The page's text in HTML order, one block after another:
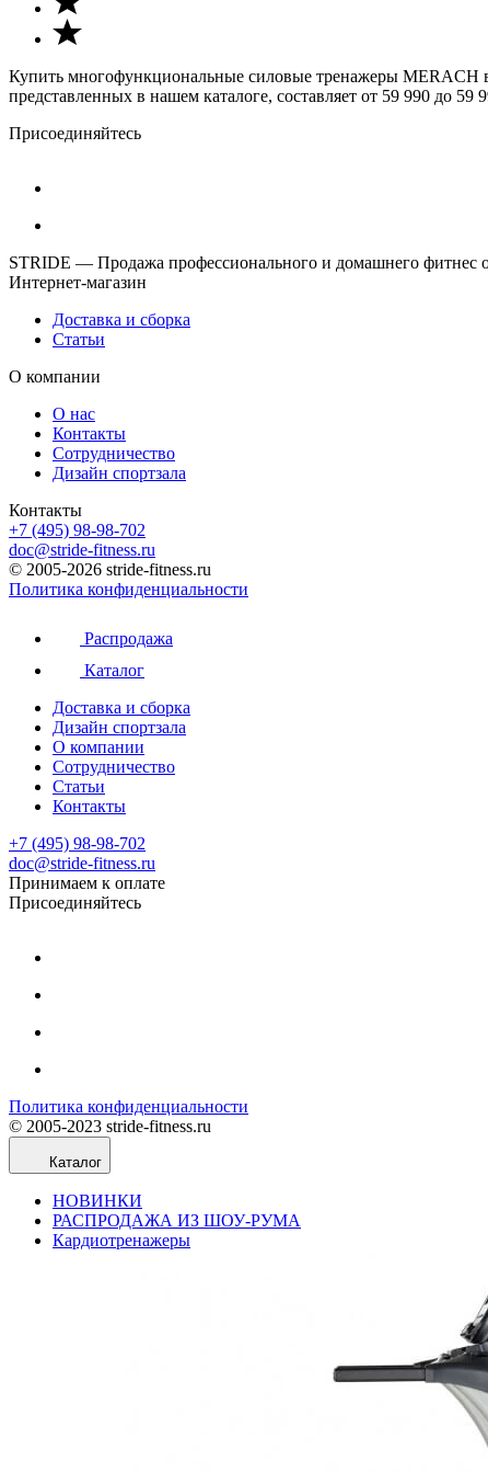
Купить многофункциональные силовые тренажеры MERACH
представленных в нашем каталоге, составляет от 59 990 до 59
Присоединяйтесь
STRIDE — Продажа профессионального и домашнего фитнес
Интернет-магазин
Доставка и сборка
Статьи
О компании
О нас
Контакты
Сотрудничество
Дизайн спортзала
Контакты
+7 (495) 98-98-702
doc@stride-fitness.ru
© 2005-2026 stride-fitness.ru
Политика конфиденциальности
Распродажа
Каталог
Доставка и сборка
Дизайн спортзала
О компании
Сотрудничество
Статьи
Контакты
+7 (495) 98-98-702
doc@stride-fitness.ru
Принимаем к оплате
Присоединяйтесь
Политика конфиденциальности
© 2005-2023 stride-fitness.ru
Каталог
НОВИНКИ
РАСПРОДАЖА ИЗ ШОУ-РУМА
Кардиотренажеры